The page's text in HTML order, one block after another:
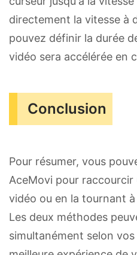
directement la vitesse à
pouvez définir la durée
vidéo sera accélérée en
Conclusion
Pour résumer, vous
AceMovi pour
vidéo ou en la tournant
Les deux méthodes
simultanément selon